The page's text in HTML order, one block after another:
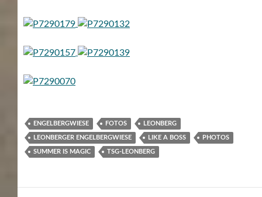
ENGELBERGWIESE FOTOS LEONBERG
LEONBERGER ENGELBERGWIESE LIKE A BOSS PHOTOS
SUMMER IS MAGIC TSG-LEONBERG